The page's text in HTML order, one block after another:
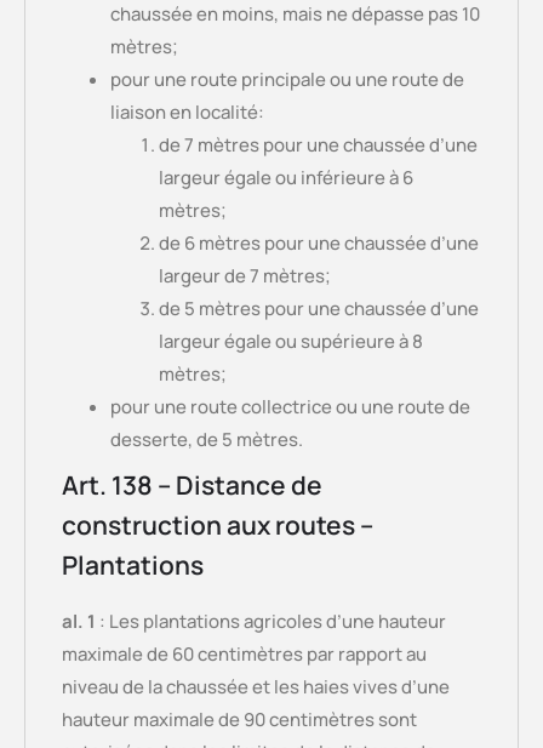
chaussée en moins, mais ne dépasse pas 10
mètres;
pour une route principale ou une route de
liaison en localité:
de 7 mètres pour une chaussée d’une
largeur égale ou inférieure à 6
mètres;
de 6 mètres pour une chaussée d’une
largeur de 7 mètres;
de 5 mètres pour une chaussée d’une
largeur égale ou supérieure à 8
mètres;
pour une route collectrice ou une route de
desserte, de 5 mètres.
Art. 138 – Distance de
construction aux routes –
Plantations
al. 1 : Les plantations agricoles d’une hauteur
maximale de 60 centimètres par rapport au
niveau de la chaussée et les haies vives d’une
hauteur maximale de 90 centimètres sont